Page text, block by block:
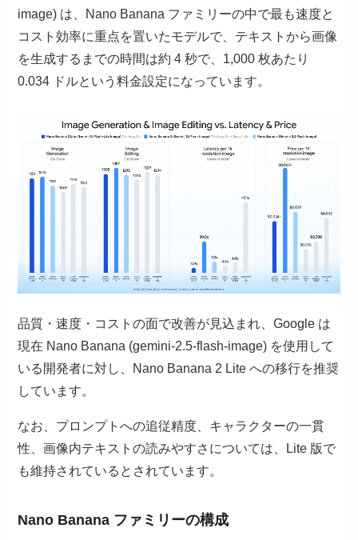
image) は、Nano Banana ファミリーの中で最も速度と
コスト効率に重点を置いたモデルで、テキストから画像
を生成するまでの時間は約 4 秒で、1,000 枚あたり
0.034 ドルという料金設定になっています。
品質・速度・コストの面で改善が見込まれ、Google は
現在 Nano Banana (gemini-2.5-flash-image) を使用して
いる開発者に対し、Nano Banana 2 Lite への移行を推奨
しています。
なお、プロンプトへの追従精度、キャラクターの一貫
性、画像内テキストの読みやすさについては、Lite 版で
も維持されているとされています。
Nano Banana ファミリーの構成